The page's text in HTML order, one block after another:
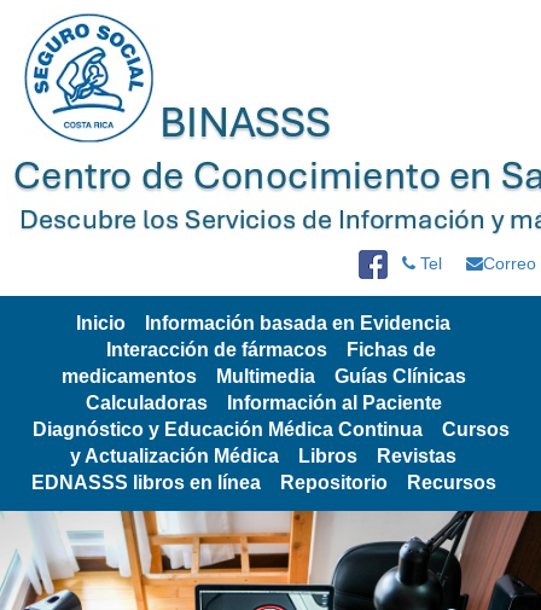
Tel Correo
Inicio
Información basada en Evidencia
Interacción de fármacos
Fichas de
medicamentos
Multimedia
Guías Clínicas
Calculadoras
Información al Paciente
Diagnóstico y Educación Médica Continua
Cursos
y Actualización Médica
Libros
Revistas
EDNASSS libros en línea
Repositorio Recursos